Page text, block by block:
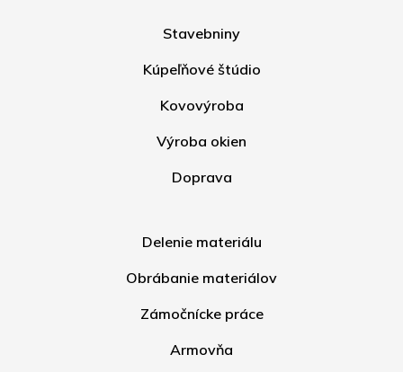
Stavebniny
Kúpeľňové štúdio
Kovovýroba
Výroba okien
Doprava
Delenie materiálu
Obrábanie materiálov
Zámočnícke práce
Armovňa